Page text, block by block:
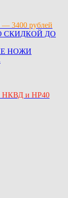
3400 рублей
СКИДКОЙ ДО
НОЖИ
и НР40